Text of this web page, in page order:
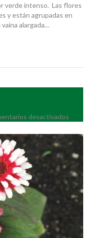
verde intenso. Las flores
y están agrupadas en
alargada…
desactivados
elegans